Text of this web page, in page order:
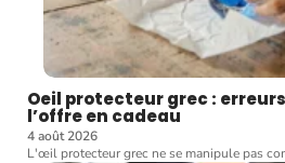
Oeil protecteur grec :
l’offre en cadeau
4 août 2026
L'œil protecteur grec ne se manipule pas